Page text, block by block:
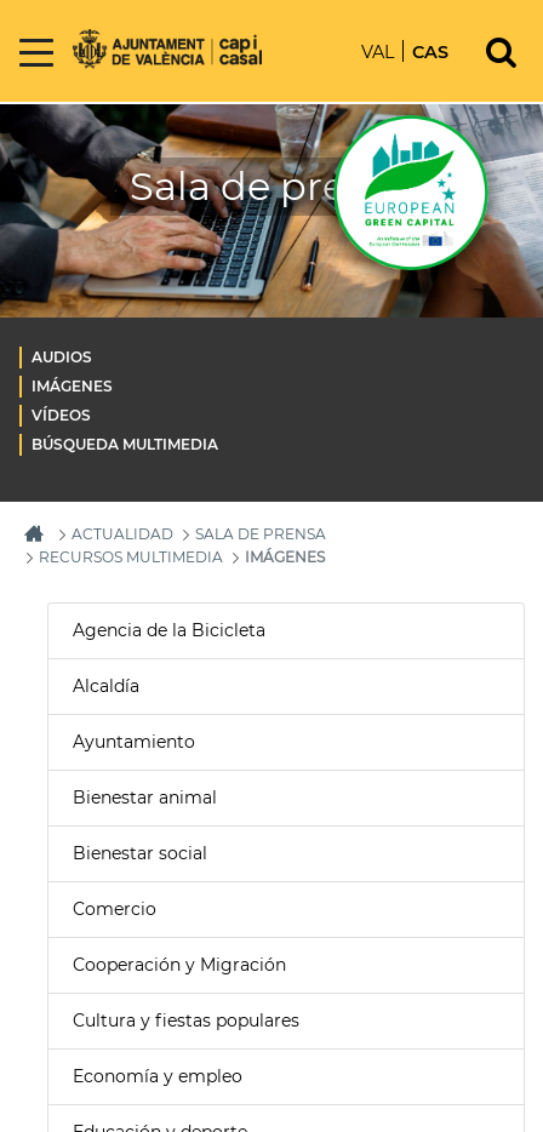
VAL CAS
Sala de prensa
AUDIOS
IMÁGENES
VÍDEOS
BÚSQUEDA MULTIMEDIA
ACTUALIDAD
SALA DE PRENSA
RECURSOS MULTIMEDIA
IMÁGENES
Agencia de la Bicicleta
Alcaldía
Ayuntamiento
Bienestar animal
Bienestar social
Comercio
Cooperación y Migración
Cultura y fiestas populares
Economía y empleo